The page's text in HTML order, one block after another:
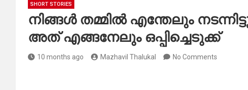
SHORT STORIES
നിങ്ങൾ തമ്മിൽ എന്തേലും
അത് എങ്ങനേലും ഒപ്പിച്ചെടുക്ക്
10 months ago Mazhavil Thalukal No Comments